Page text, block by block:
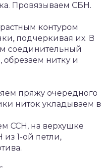
Провязываем СБН.
контуром
подчеркивая их. В
соединительный
обрезаем нитку и
пряжу очередного
ниток укладываем в
ССН, на верхушке
1-ой петли,